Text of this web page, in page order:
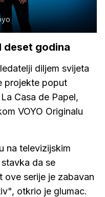
deset godina
diljem svijeta
projekte poput
Casa de Papel,
VOYO Originalu
na televizijskim
da se
ove serije je zabavan
otkrio je glumac.